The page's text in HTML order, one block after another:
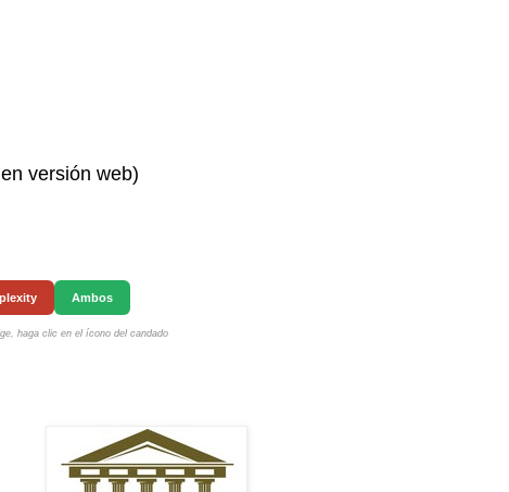
versión web)
Ambos
haga clic en el ícono del candado